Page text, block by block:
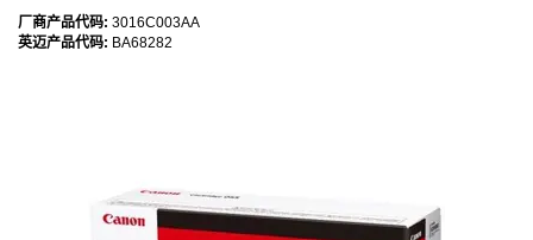
厂商产品代码: 3016C003AA
英迈产品代码: BA68282